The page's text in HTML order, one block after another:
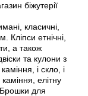
біжутерії
класичні,
Кліпси етнічні,
а також
та кулони з
і скло, і
елітну
Брошки для